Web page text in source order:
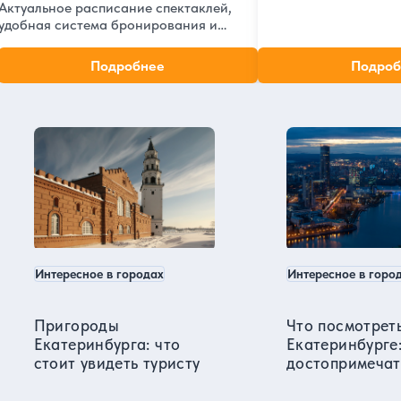
расписание спектаклей,
система бронирования и
его истории. Уникальные постановки
сердце Екатеринбурга
Подробнее
Пригороды
Екатеринбурга: что
стоит увидеть туристу
Интересное в городах
Что
Интересное в